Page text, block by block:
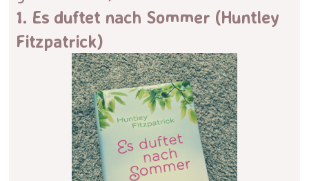
1. Es duftet nach Sommer (Huntley
Fitzpatrick)